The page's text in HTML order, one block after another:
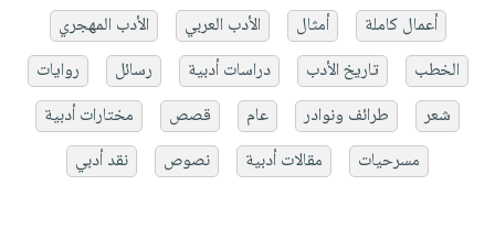
أعمال كاملة
أمثال الأدب العربي
الأدب المهجري
الخطب
تاريخ الأدب دراسات أدبية رسائل
روايات
شعر
طرائف ونوادر عام قصص
مختارات أدبية
مسرحيات
مقالات أدبية نصوص نقد أدبي